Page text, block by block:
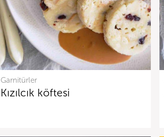
Garnitürler
Kızılcık köftesi